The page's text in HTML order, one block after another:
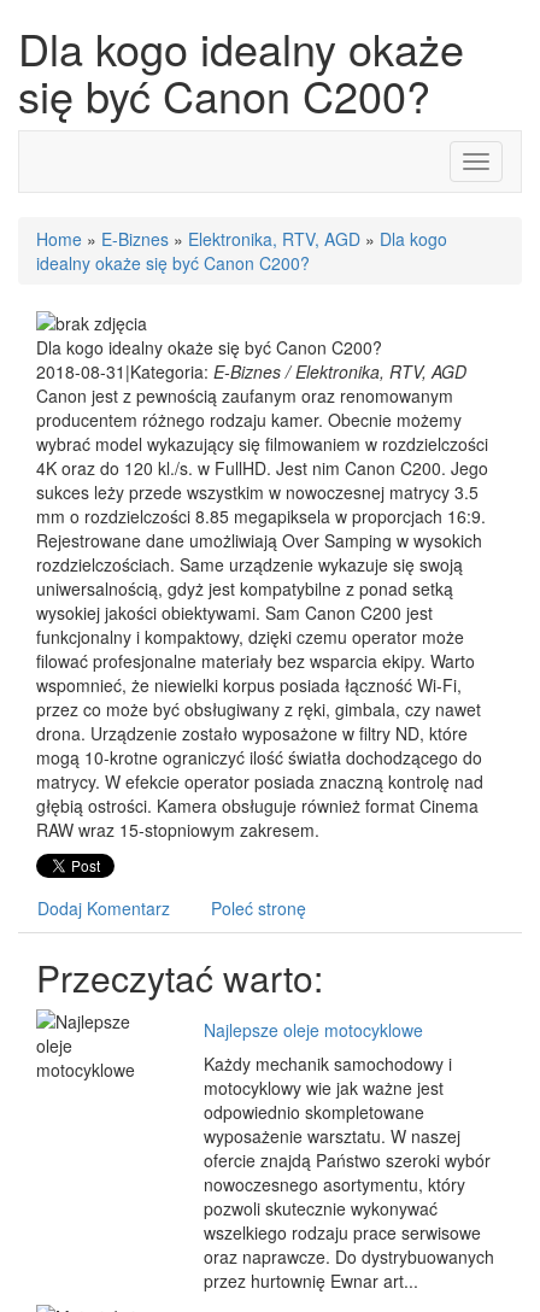
Dla kogo idealny okaże
się być Canon C200?
Toggle
Home » E-Biznes » Elektronika, RTV, AGD » Dla kogo
idealny okaże się być Canon C200?
Dla kogo idealny okaże się być Canon C200?
2018-08-31 |Kategoria: E-Biznes / Elektronika, RTV, AGD
Canon jest z pewnością zaufanym oraz renomowanym
producentem różnego rodzaju kamer. Obecnie możemy
wybrać model wykazujący się filmowaniem w rozdzielczości
4K oraz do 120 kl./s. w FullHD. Jest nim Canon C200. Jego
sukces leży przede wszystkim w nowoczesnej matrycy 3.5
mm o rozdzielczości 8.85 megapiksela w proporcjach 16:9.
Rejestrowane dane umożliwiają Over Samping w wysokich
rozdzielczościach. Same urządzenie wykazuje się swoją
uniwersalnością, gdyż jest kompatybilne z ponad setką
wysokiej jakości obiektywami. Sam Canon C200 jest
funkcjonalny i kompaktowy, dzięki czemu operator może
filować profesjonalne materiały bez wsparcia ekipy. Warto
wspomnieć, że niewielki korpus posiada łączność Wi-Fi,
przez co może być obsługiwany z ręki, gimbala, czy nawet
drona. Urządzenie zostało wyposażone w filtry ND, które
mogą 10-krotne ograniczyć ilość światła dochodzącego do
matrycy. W efekcie operator posiada znaczną kontrolę nad
głębią ostrości. Kamera obsługuje również format Cinema
RAW wraz 15-stopniowym zakresem.
Dodaj Komentarz Poleć stronę
Przeczytać warto:
Najlepsze oleje motocyklowe
Każdy mechanik samochodowy i
motocyklowy wie jak ważne jest
odpowiednio skompletowane
wyposażenie warsztatu. W naszej
ofercie znajdą Państwo szeroki wybór
nowoczesnego asortymentu, który
pozwoli skutecznie wykonywać
wszelkiego rodzaju prace serwisowe
oraz naprawcze. Do dystrybuowanych
przez hurtownię Ewnar art...